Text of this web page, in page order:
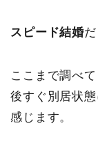
スピード結婚
ここまで調べ
後すぐ別居状
感じます。